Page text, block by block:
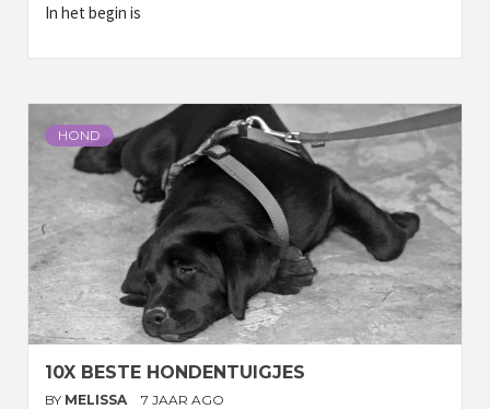
In het begin is
HOND
10X BESTE HONDENTUIGJES
BY MELISSA 7 JAAR AGO